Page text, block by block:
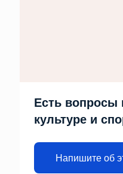
Есть вопросы
культуре и
Напишите об